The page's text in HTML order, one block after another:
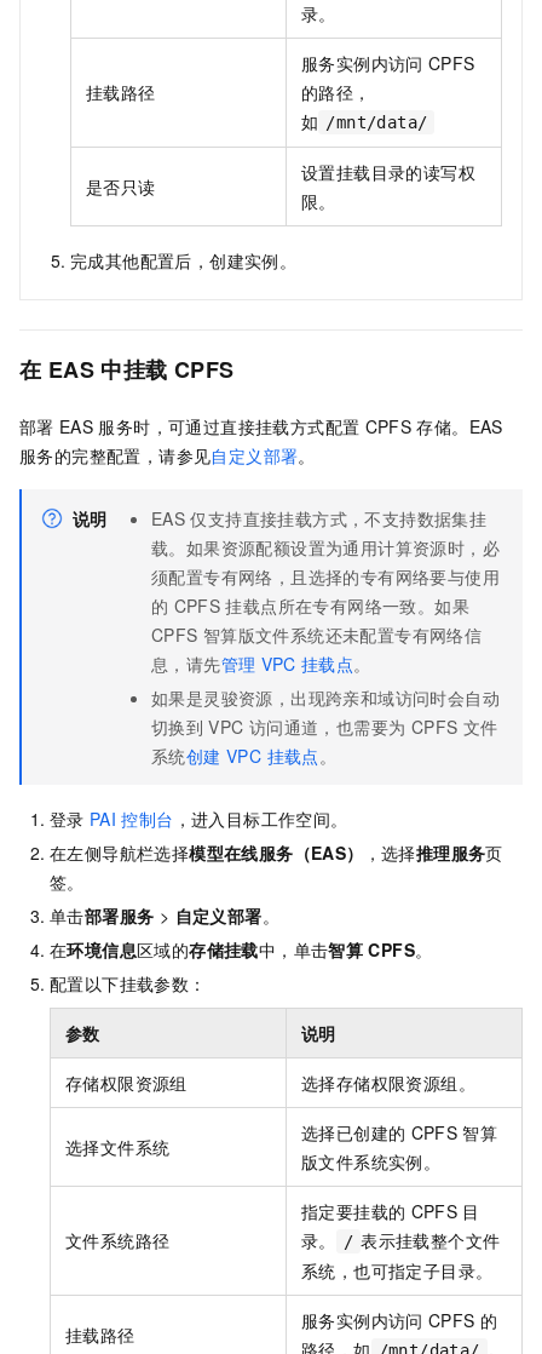
录。
挂载路径
服务实例内访问 CPFS
的路径，
如 /mnt/data/
是否只读
设置挂载目录的读写权
限。
完成其他配置后，创建实例。
在 EAS 中挂载 CPFS
部署 EAS 服务时，可通过直接挂载方式配置 CPFS 存储。EAS
服务的完整配置，请参见自定义部署。
说明 EAS 仅支持直接挂载方式，不支持数据集挂
载。如果资源配额设置为通用计算资源时，必
须配置专有网络，且选择的专有网络要与使用
的 CPFS 挂载点所在专有网络一致。如果
CPFS 智算版文件系统还未配置专有网络信
息，请先管理 VPC 挂载点。
如果是灵骏资源，出现跨亲和域访问时会自动
切换到 VPC 访问通道，也需要为 CPFS 文件
系统创建 VPC 挂载点 。
登录 PAI 控制台 ，进入目标工作空间。
在左侧导航栏选择模型在线服务（EAS） ，选择推理服务页
签。
单击部署服务 > 自定义部署。
在环境信息区域的存储挂载中，单击智算 CPFS。
配置以下挂载参数：
参数 说明
存储权限资源组 选择存储权限资源组。
选择文件系统
选择已创建的 CPFS 智算
版文件系统实例。
文件系统路径
指定要挂载的 CPFS 目
录。
/ 表示挂载整个文件
系统，也可指定子目录。
挂载路径
服务实例内访问 CPFS 的
路径，如
/mnt/data/ 。